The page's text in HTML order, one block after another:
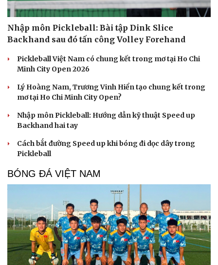
Nhập môn Pickleball: Bài tập Dink Slice
Backhand sau đó tấn công Volley Forehand
Pickleball Việt Nam có chung kết trong mơ tại Ho Chi
Minh City Open 2026
Lý Hoàng Nam, Trương Vinh Hiển tạo chung kết trong
mơ tại Ho Chi Minh City Open?
Nhập môn Pickleball: Hướng dẫn kỹ thuật Speed up
Backhand hai tay
Cách bắt đường Speed up khi bóng đi dọc dây trong
Pickleball
BÓNG ĐÁ VIỆT NAM